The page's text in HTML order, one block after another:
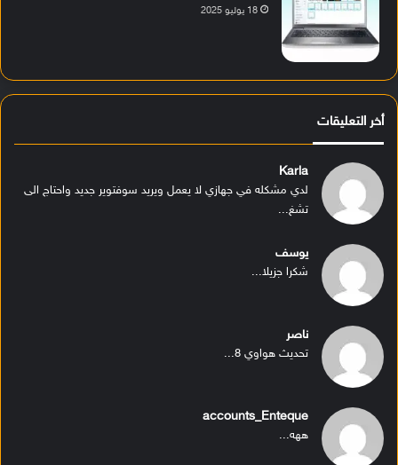
18 يوليو 2025
أخر التعليقات
Karla
لدي مشكله في جهازي لا يعمل ويريد سوفتوير جديد واحتاج الى
تشغ...
يوسف
شكرا جزيلا...
ناصر
تحديث هواوي 8...
accounts_Enteque
ههه...